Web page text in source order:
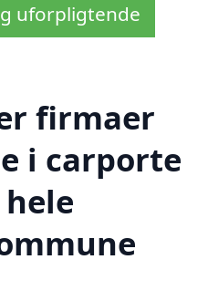
uforpligtende
firmaer
i carporte